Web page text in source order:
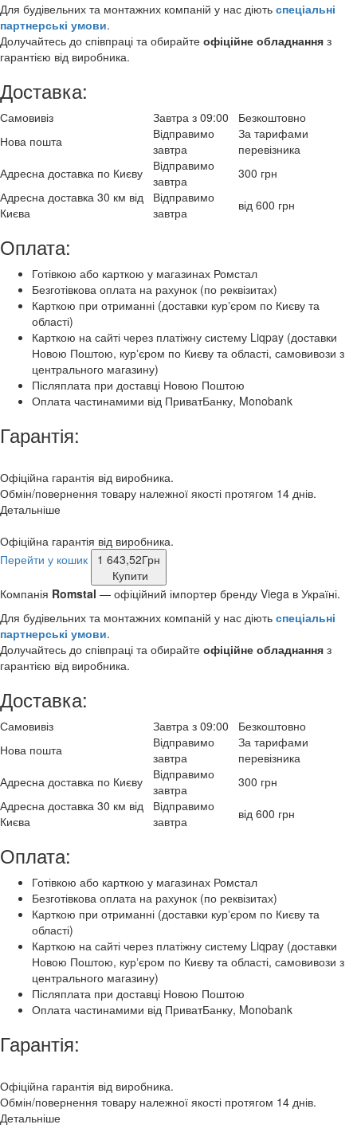
Для будівельних та монтажних компаній у нас діють спеціальні
партнерські умови.
Долучайтесь до співпраці та обирайте офіційне обладнання з
гарантією від виробника.
Доставка:
Самовивіз Завтра з 09:00
Безкоштовно
Нова пошта
Відправимо
завтра
За тарифами
перевізника
Адресна доставка по Києву
Відправимо
завтра
300 грн
Адресна доставка 30 км від
Києва
Відправимо
завтра
від 600 грн
Оплата:
Готівкою або карткою у магазинах Ромстал
Безготівкова оплата на рахунок (по реквізитах)
Карткою при отриманні (доставки курʼєром по Києву та
області)
Карткою на сайті через платіжну систему Liqpay (доставки
Новою Поштою, курʼєром по Києву та області, самовивози з
центрального магазину)
Післяплата при доставці Новою Поштою
Оплата частинамими від ПриватБанку, Monobank
Гарантія:
Офіційна гарантія від виробника.
Обмін/повернення товару належної якості протягом 14 днів.
Детальніше
Офіційна гарантія від виробника.
Перейти у кошик
1 643,52Грн
Купити
Компанія Romstal — офіційний імпортер бренду Viega в Україні.
Для будівельних та монтажних компаній у нас діють спеціальні
партнерські умови.
Долучайтесь до співпраці та обирайте офіційне обладнання з
гарантією від виробника.
Доставка:
Самовивіз Завтра з 09:00
Безкоштовно
Нова пошта
Відправимо
завтра
За тарифами
перевізника
Адресна доставка по Києву
Відправимо
завтра
300 грн
Адресна доставка 30 км від
Києва
Відправимо
завтра
від 600 грн
Оплата:
Готівкою або карткою у магазинах Ромстал
Безготівкова оплата на рахунок (по реквізитах)
Карткою при отриманні (доставки курʼєром по Києву та
області)
Карткою на сайті через платіжну систему Liqpay (доставки
Новою Поштою, курʼєром по Києву та області, самовивози з
центрального магазину)
Післяплата при доставці Новою Поштою
Оплата частинамими від ПриватБанку, Monobank
Гарантія:
Офіційна гарантія від виробника.
Обмін/повернення товару належної якості протягом 14 днів.
Детальніше